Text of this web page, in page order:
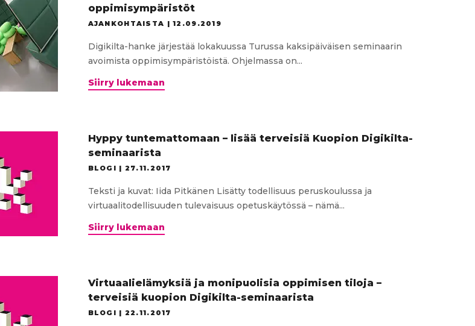
oppimisympäristöt
AJANKOHTAISTA |12.09.2019
Digikilta-hanke järjestää lokakuussa Turussa kaksipäiväisen seminaarin
avoimista oppimisympäristöistä. Ohjelmassa on...
Siirry lukemaanDigikilta-
oppimisympäristöt
Hyppy tuntemattomaan – lisää terveisiä Kuopion Digikilta-
seminaarista
BLOGI | 27.11.2017
Teksti ja kuvat: Iida Pitkänen Lisätty todellisuus peruskoulussa ja
virtuaalitodellisuuden tulevaisuus opetuskäytössä – nämä...
Siirry lukemaanHyppy
terveisiä
Kuopion
Digikilta-
seminaarista
Virtuaalielämyksiä ja monipuolisia oppimisen tiloja –
terveisiä kuopion Digikilta-seminaarista
BLOGI | 22.11.2017